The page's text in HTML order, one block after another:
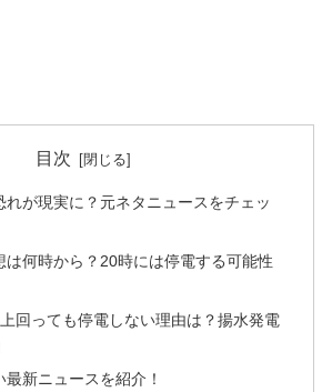
目次
れが現実に？元ネタニュースをチェッ
は何時から？20時には停電する可能性
回っても停電しない理由は？揚水発電
新ニュースを紹介！